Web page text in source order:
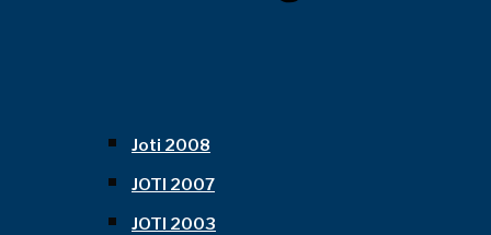
Joti 2008
JOTI 2007
JOTI 2003